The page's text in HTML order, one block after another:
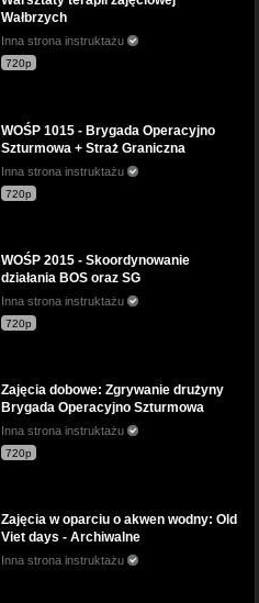
Wałbrzych
Inna strona instruktażu
720p
WOŚP 1015 - Brygada Operacyjno
Szturmowa + Straż Graniczna
Inna strona instruktażu
720p
WOŚP 2015 - Skoordynowanie
działania BOS oraz SG
Inna strona instruktażu
720p
Zajęcia dobowe: Zgrywanie drużyny
Brygada Operacyjno Szturmowa
Inna strona instruktażu
720p
Zajęcia w oparciu o akwen wodny: Old
Viet days - Archiwalne
Inna strona instruktażu